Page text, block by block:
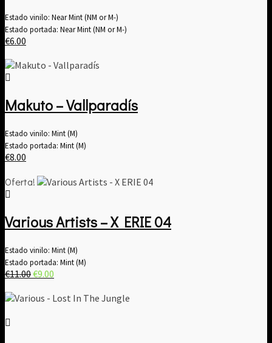
Estado vinilo: Near Mint (NM or M-)
Estado portada: Near Mint (NM or M-)
€6.00
Makuto – Vallparadís
Estado vinilo: Mint (M)
Estado portada: Mint (M)
€8.00
Oferta!
Various Artists – X ERIE 04
Estado vinilo: Mint (M)
Estado portada: Mint (M)
€11.00El
original
€9.00
actual